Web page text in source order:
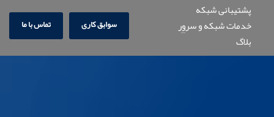
پشتیبانی شبکه
خدمات شبکه و سرور
بلاگ
سوابق کاری تماس با ما